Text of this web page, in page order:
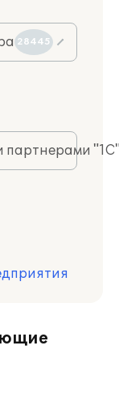
28445
партнерами